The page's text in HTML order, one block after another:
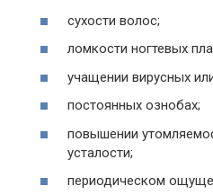
сухости волос;
ломкости ногтевых
учащении вирусных
постоянных ознобах;
повышении
усталости;
периодическом